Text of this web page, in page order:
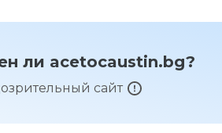
ли acetocaustin.bg?
сайт